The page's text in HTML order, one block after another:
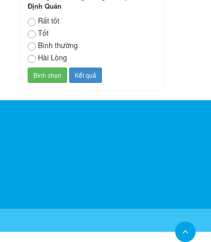
Định Quán
Rất tốt
Tốt
Bình thường
Hài Lòng